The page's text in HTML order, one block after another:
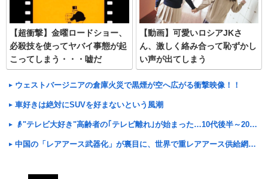
【超衝撃】金曜ロードショー、
必殺技を使ってヤバイ事態が起
こってしまう・・・嘘だ
ろ・・・
【動画】可愛いロシアJKさ
ん、激しく絡み合って恥ずかし
い声が出てしまう
ウェストバージニアの倉庫火災で黒煙が空へ広がる衝撃映像！！
車好きは絶対にSUVを好まないという風潮
👴"テレビ大好き"高齢者の｢テレビ離れ｣が始まった…10代後半～20代の約7割が"ほぼ見ない"
中国の「レアアース武器化」が裏目に、世界で重レアアース供給網の構築が加速